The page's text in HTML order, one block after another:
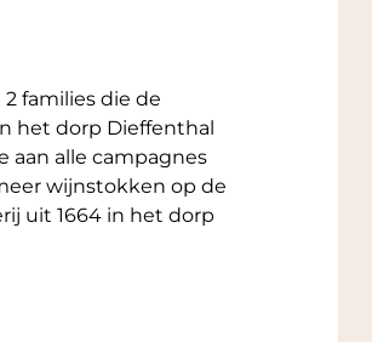
vindt alleen
en een video van dit
van deze wijn
families die de
het dorp Dieffenthal
aan alle campagnes
wijnstokken op de
uit 1664 in het dorp